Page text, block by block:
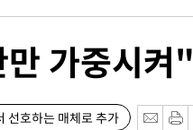
가중시켜"
선호하는 매체로 추가